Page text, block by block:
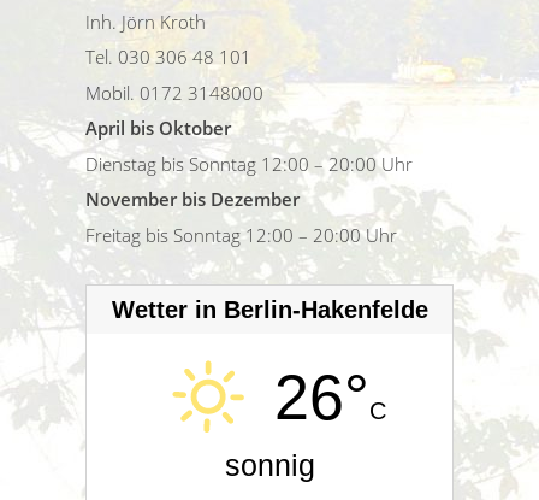
Inh. Jörn Kroth
Tel. 030 306 48 101
Mobil. 0172 3148000
April bis Oktober
Dienstag bis Sonntag 12:00 – 20:00 Uhr
November bis Dezember
Freitag bis Sonntag 12:00 – 20:00 Uhr
Wetter in Berlin-Hakenfelde
26°C
sonnig